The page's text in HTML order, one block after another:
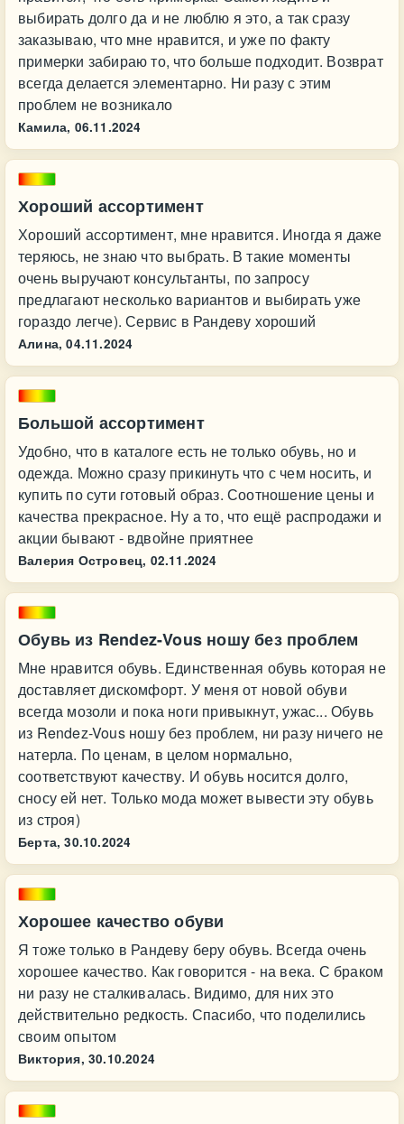
выбирать долго да и не люблю я это, а так сразу
заказываю, что мне нравится, и уже по факту
примерки забираю то, что больше подходит. Возврат
всегда делается элементарно. Ни разу с этим
проблем не возникало
Камила, 06.11.2024
Хороший ассортимент
Хороший ассортимент, мне нравится. Иногда я даже
теряюсь, не знаю что выбрать. В такие моменты
очень выручают консультанты, по запросу
предлагают несколько вариантов и выбирать уже
гораздо легче). Сервис в Рандеву хороший
Алина, 04.11.2024
Большой ассортимент
Удобно, что в каталоге есть не только обувь, но и
одежда. Можно сразу прикинуть что с чем носить, и
купить по сути готовый образ. Соотношение цены и
качества прекрасное. Ну а то, что ещё распродажи и
акции бывают - вдвойне приятнее
Валерия Островец, 02.11.2024
Обувь из Rendez-Vous ношу без проблем
Мне нравится обувь. Единственная обувь которая не
доставляет дискомфорт. У меня от новой обуви
всегда мозоли и пока ноги привыкнут, ужас... Обувь
из Rendez-Vous ношу без проблем, ни разу ничего не
натерла. По ценам, в целом нормально,
соответствуют качеству. И обувь носится долго,
сносу ей нет. Только мода может вывести эту обувь
из строя)
Берта, 30.10.2024
Хорошее качество обуви
Я тоже только в Рандеву беру обувь. Всегда очень
хорошее качество. Как говорится - на века. С браком
ни разу не сталкивалась. Видимо, для них это
действительно редкость. Спасибо, что поделились
своим опытом
Виктория, 30.10.2024